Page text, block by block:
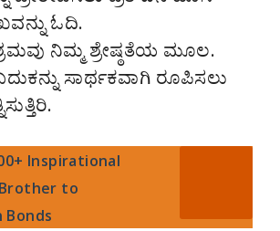
ಓದಿ.
ನಿಮ್ಮ ಶ್ರೇಷ್ಠತೆಯ ಮೂಲ.
ಸಾರ್ಥಕವಾಗಿ ರೂಪಿಸಲು
Inspirational
to